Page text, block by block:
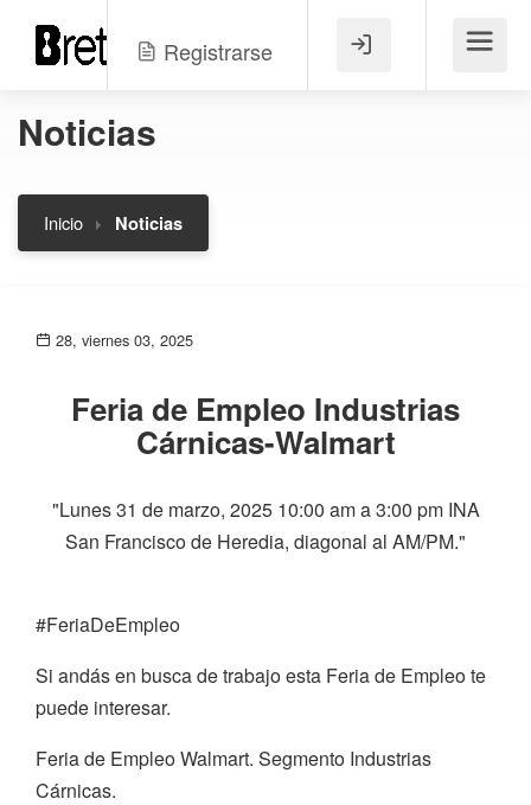
Registrarse Menú
Noticias
Inicio Noticias
28, viernes 03, 2025
Feria de Empleo Industrias
Cárnicas-Walmart
"Lunes 31 de marzo, 2025 10:00 am a 3:00 pm INA
San Francisco de Heredia, diagonal al AM/PM."
#FeriaDeEmpleo
Si andás en busca de trabajo esta Feria de Empleo te
puede interesar.
Feria de Empleo Walmart. Segmento Industrias
Cárnicas.